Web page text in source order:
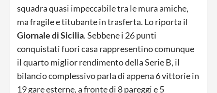
squadra quasi impeccabile tra le mura amiche,
ma fragile e titubante in trasferta. Lo riporta il
Giornale di Sicilia. Sebbene i 26 punti
conquistati fuori casa rappresentino comunque
il quarto miglior rendimento della Serie B, il
bilancio complessivo parla di appena 6 vittorie in
19 gare esterne, a fronte di 8 pareggi e 5